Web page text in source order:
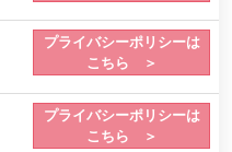
プライバシーポリシーは
こちら ＞
プライバシーポリシーは
こちら ＞